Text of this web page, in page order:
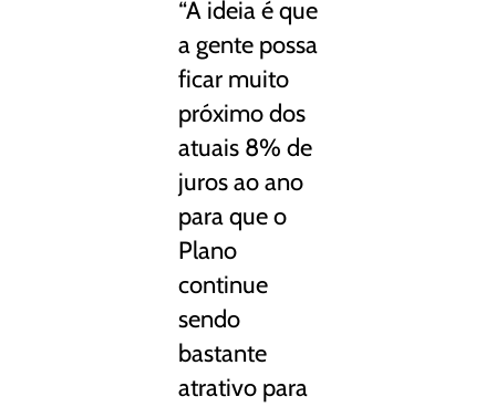
“A ideia é que
a gente possa
ficar muito
próximo dos
atuais 8% de
juros ao ano
para que o
Plano
continue
sendo
bastante
atrativo para